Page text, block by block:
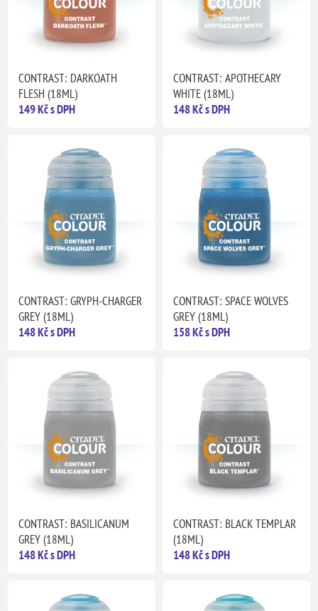
CONTRAST: DARKOATH
FLESH (18ML)
149 Kč s DPH
CONTRAST: APOTHECARY
WHITE (18ML)
148 Kč s DPH
CONTRAST: GRYPH-CHARGER
GREY (18ML)
148 Kč s DPH
CONTRAST: SPACE WOLVES
GREY (18ML)
158 Kč s DPH
CONTRAST: BASILICANUM
GREY (18ML)
148 Kč s DPH
CONTRAST: BLACK TEMPLAR
(18ML)
148 Kč s DPH